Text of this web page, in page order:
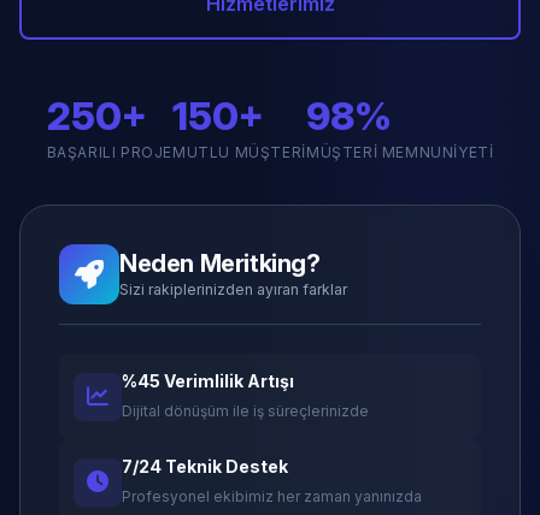
250+
BAŞARILI PROJE
150+
MUTLU MÜŞTERI
98%
MÜŞTERI MEMNUNIYETI
Neden Meritking?
Sizi rakiplerinizden ayıran farklar
%45 Verimlilik Artışı
Dijital dönüşüm ile iş süreçlerinizde
7/24 Teknik Destek
Profesyonel ekibimiz her zaman yanınızda